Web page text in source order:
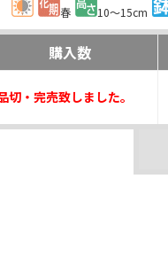
春 10～15cm
購入数
切・完売致しました。